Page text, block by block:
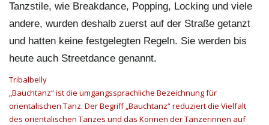
Tanzstile, wie Breakdance, Popping, Locking und viele
andere, wurden deshalb zuerst auf der Straße getanzt
und hatten keine festgelegten Regeln. Sie werden bis
heute auch Streetdance genannt.
Tribalbelly
„Bauchtanz“ ist die umgangssprachliche Bezeichnung für
orientalischen Tanz. Der Begriff „Bauchtanz“ reduziert die Vielfalt
des orientalischen Tanzes und das Können der Tänzerinnen auf